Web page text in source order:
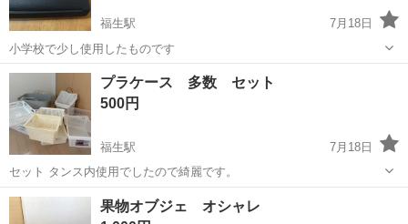
福生駅
7月18日
小学校で少し使用したものです
東京 福生市 その他
プラケース 多数 セット
500円
福生駅
7月18日
セット タンス内使用でしたので綺麗です。
東京 福生市 福生駅
果物オブジェ オシャレ